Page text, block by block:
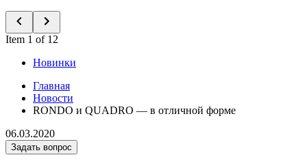
Item 1 of 12
Новинки
Главная
Новости
RONDO и QUADRO — в отличной форме
06.03.2020
Задать вопрос